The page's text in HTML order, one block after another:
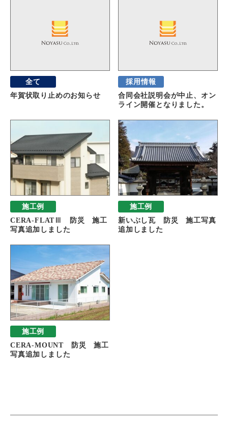
全て
年賀状取り止めのお知らせ
採用情報
合同会社説明会が中止、オン
ライン開催となりました。
施工例
CERA-FLATⅢ 防災 施工
写真追加しました
施工例
新いぶし瓦 防災 施工写真
追加しました
施工例
CERA-MOUNT 防災 施工
写真追加しました